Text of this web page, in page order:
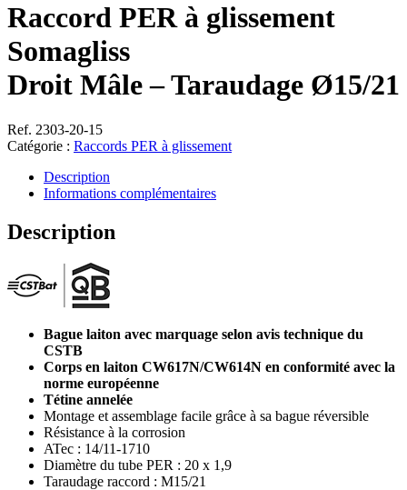
Raccord PER à glissement
Somagliss
Droit Mâle – Taraudage Ø15/21
Ref. 2303-20-15
Catégorie : Raccords PER à glissement
Description
Informations complémentaires
Description
Bague laiton avec marquage selon avis technique du
CSTB
Corps en laiton CW617N/CW614N en conformité avec la
norme européenne
Tétine annelée
Montage et assemblage facile grâce à sa bague réversible
Résistance à la corrosion
ATec : 14/11-1710
Diamètre du tube PER : 20 x 1,9
Taraudage raccord : M15/21